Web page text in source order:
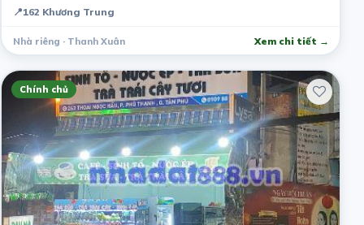
📍162 Khương Trung
Nhà riêng · Thanh Xuân Xem chi tiết →
Chính chủ